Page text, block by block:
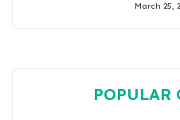
March 25,
POPULAR